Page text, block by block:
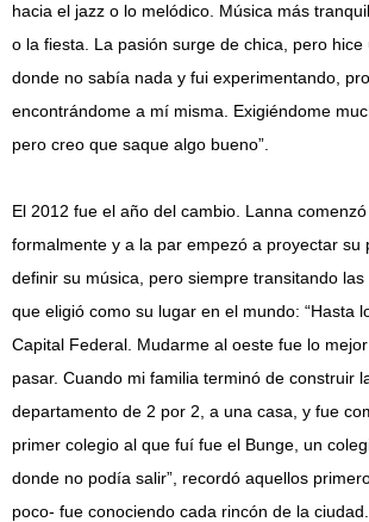
hacia el jazz o lo melódico. Música más
o la fiesta. La pasión surge de chica, pero hice
donde no sabía nada y fui experimentando,
encontrándome a mí misma. Exigiéndome
pero creo que saque algo bueno”.
El 2012 fue el año del cambio. Lanna
formalmente y a la par empezó a proyectar su
definir su música, pero siempre transitando las
que eligió como su lugar en el mundo: “Hasta
Capital Federal. Mudarme al oeste fue lo
pasar. Cuando mi familia terminó de construir
departamento de 2 por 2, a una casa, y fue
primer colegio al que fuí fue el Bunge, un
donde no podía salir”, recordó aquellos
poco- fue conociendo cada rincón de la ciudad.